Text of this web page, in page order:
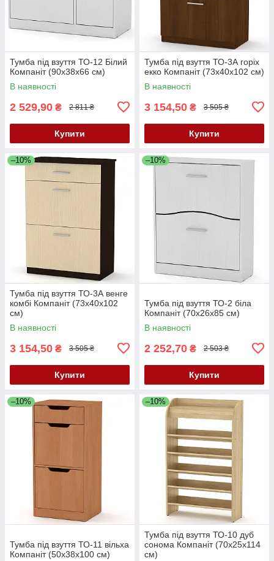
Тумба під взуття ТО-12 Білий
Компаніт (90х38х66 см)
В наявності
2 529,90 ₴ 2 811 ₴
Купити
Тумба під взуття ТО-3А горіх
екко Компаніт (73х40х102 см)
В наявності
3 154,50 ₴ 3 505 ₴
Купити
–10%
Тумба під взуття ТО-3А венге
комбі Компаніт (73х40х102
см)
В наявності
3 154,50 ₴ 3 505 ₴
Купити
–10%
Тумба під взуття ТО-2 біла
Компаніт (70х26х85 см)
В наявності
2 252,70 ₴ 2 503 ₴
Купити
–10%
Тумба під взуття ТО-11 вільха
Компаніт (50х38х100 см)
–10%
Тумба під взуття ТО-10 дуб
сонома Компаніт (70х25х114
см)